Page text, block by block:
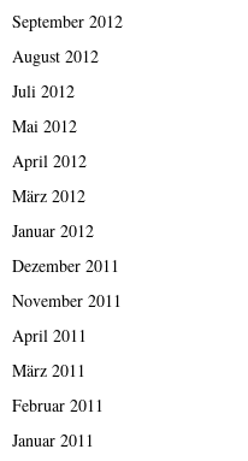
September 2012
August 2012
Juli 2012
Mai 2012
April 2012
März 2012
Januar 2012
Dezember 2011
November 2011
April 2011
März 2011
Februar 2011
Januar 2011